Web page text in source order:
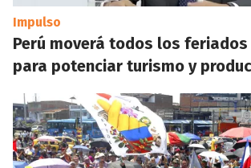
Impulso
Perú moverá todos los
para potenciar turismo y